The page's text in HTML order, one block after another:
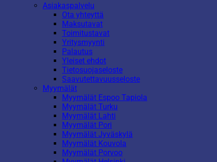
Asiakaspalvelu
Ota yhteyttä
Maksutavat
Toimitustavat
Yritysmyynti
Palautus
Yleiset ehdot
Tietosuojaseloste
Saavutettavuusseloste
Myymälät
Myymälät Espoo Tapiola
Myymälät Turku
Myymälät Lahti
Myymälät Pori
Myymälät Jyväskylä
Myymälät Kouvola
Myymälät Porvoo